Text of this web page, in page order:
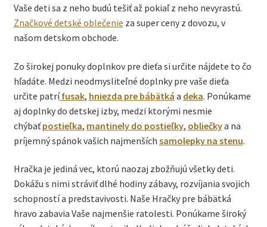
Vaše deti sa z neho budú tešiť až pokiaľ z neho nevyrastú.
Značkové detské oblečenie za super ceny z dovozu, v
našom detskom obchode.
Zo širokej ponuky doplnkov pre dieťa si určite nájdete to čo
hľadáte. Medzi neodmysliteľné doplnky pre vaše dieťa
určite patrí fusak, hniezda pre bábätká a deka. Ponúkame
aj doplnky do detskej izby, medzi ktorými nesmie
chýbať postieľka, mantinely do postieľky, obliečkya na
príjemný spánok vašich najmenších samolepky na stenu.
Hračka je jediná vec, ktorú naozaj zbožňujú všetky deti.
Dokážu s nimi stráviť dlhé hodiny zábavy, rozvíjania svojich
schopností a predstavivosti. Naše Hračky pre bábätká
hravo zabavia Vaše najmenšie ratolesti. Ponúkame široký